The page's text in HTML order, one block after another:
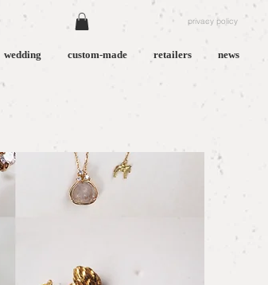
privacy policy
wedding custom-made retailers news